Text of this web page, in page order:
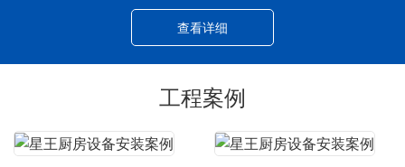
查看详细
工程案例